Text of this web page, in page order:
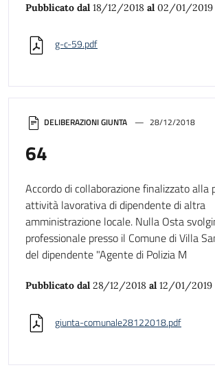
DELIBERAZIONI GIUNTA 28/12/2018
64
Accordo di collaborazione finalizzato alla
attività lavorativa di dipendente di altra
amministrazione locale. Nulla Osta
professionale presso il Comune di Villa
del dipendente "Agente di Polizia M
Pubblicato dal 28/12/2018 al 12/01/2019
giunta-comunale28122018.pdf
Pubblicato dal 18/12/2018 al 02/01/2019
g-c-59.pdf